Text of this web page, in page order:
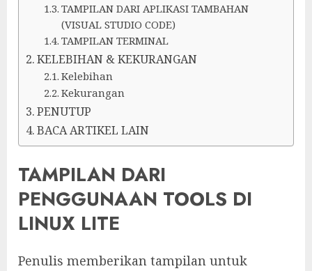
TAMPILAN DARI APLIKASI TAMBAHAN
(VISUAL STUDIO CODE)
TAMPILAN TERMINAL
KELEBIHAN & KEKURANGAN
Kelebihan
Kekurangan
PENUTUP
BACA ARTIKEL LAIN
TAMPILAN DARI
PENGGUNAAN TOOLS DI
LINUX LITE
Penulis memberikan tampilan untuk